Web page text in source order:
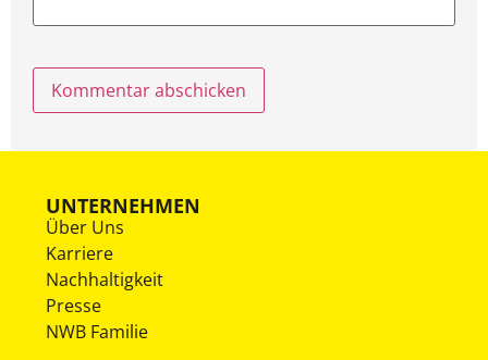
UNTERNEHMEN
Über Uns
Karriere
Nachhaltigkeit
Presse
NWB Familie